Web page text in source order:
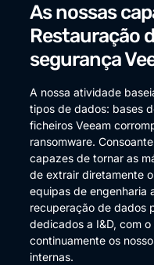
As nossas
Restauração
segurança
A nossa atividade
tipos de dados: bases
ficheiros Veeam
ransomware.
capazes de tornar as
de extrair diretamente
equipas de engenharia
recuperação de dados
dedicados a I&D, com
continuamente os
internas.